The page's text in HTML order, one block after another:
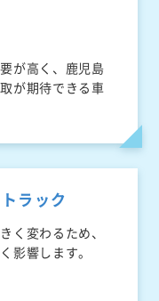
が高く、鹿児島
が期待できる車
ラック
く変わるため、
影響します。